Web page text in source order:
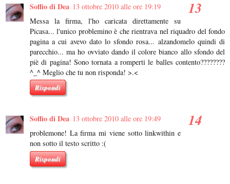
Soffio di Dea 13 ottobre 2010 alle ore 19:19
Messa la firma, l'ho caricata direttamente su
Picasa... l'unico problemino è che rientrava nel riquadro del fondo
pagina a cui avevo dato lo sfondo rosa... alzandomelo quindi di
parecchio... ma ho ovviato dando il colore bianco allo sfondo del
piè di pagina! Sono tornata a romperti le balles contento????????
^_^ Meglio che tu non risponda! >.<
Rispondi
Soffio di Dea 13 ottobre 2010 alle ore 19:49
problemone! La firma mi viene sotto linkwithin e
non sotto il testo scritto :(
Rispondi